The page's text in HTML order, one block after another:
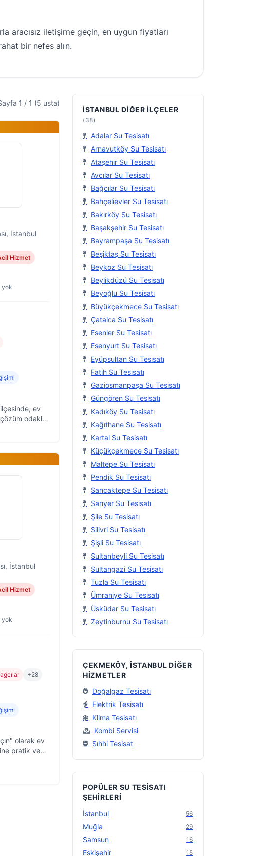
aracısız iletişime geçin, en uygun fiyatları
bir nefes alın.
1 / 1 (5 usta)
İstanbul
Hizmet
yok
ev
odaklı
İstanbul
Hizmet
yok
+28
olarak ev
pratik ve
İSTANBUL DIĞER İLÇELER
(38)
Adalar Su Tesisatı
Arnavutköy Su Tesisatı
Ataşehir Su Tesisatı
Avcılar Su Tesisatı
Bağcılar Su Tesisatı
Bahçelievler Su Tesisatı
Bakırköy Su Tesisatı
Başakşehir Su Tesisatı
Bayrampaşa Su Tesisatı
Beşiktaş Su Tesisatı
Beykoz Su Tesisatı
Beylikdüzü Su Tesisatı
Beyoğlu Su Tesisatı
Büyükçekmece Su Tesisatı
Çatalca Su Tesisatı
Esenler Su Tesisatı
Esenyurt Su Tesisatı
Eyüpsultan Su Tesisatı
Fatih Su Tesisatı
Gaziosmanpaşa Su Tesisatı
Güngören Su Tesisatı
Kadıköy Su Tesisatı
Kağıthane Su Tesisatı
Kartal Su Tesisatı
Küçükçekmece Su Tesisatı
Maltepe Su Tesisatı
Pendik Su Tesisatı
Sancaktepe Su Tesisatı
Sarıyer Su Tesisatı
Şile Su Tesisatı
Silivri Su Tesisatı
Şişli Su Tesisatı
Sultanbeyli Su Tesisatı
Sultangazi Su Tesisatı
Tuzla Su Tesisatı
Ümraniye Su Tesisatı
Üsküdar Su Tesisatı
Zeytinburnu Su Tesisatı
ÇEKMEKÖY, İSTANBUL DIĞER
HIZMETLER
Doğalgaz Tesisatı
Elektrik Tesisatı
Klima Tesisatı
Kombi Servisi
Sıhhi Tesisat
POPÜLER SU TESISATI
ŞEHIRLERI
İstanbul
56
Muğla 29
Samsun 16
Eskişehir 15